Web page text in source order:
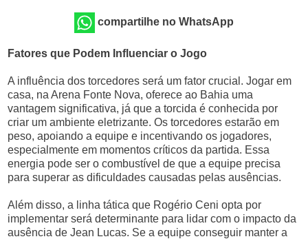
compartilhe no WhatsApp
Fatores que Podem Influenciar o Jogo
A influência dos torcedores será um fator crucial. Jogar em
casa, na Arena Fonte Nova, oferece ao Bahia uma
vantagem significativa, já que a torcida é conhecida por
criar um ambiente eletrizante. Os torcedores estarão em
peso, apoiando a equipe e incentivando os jogadores,
especialmente em momentos críticos da partida. Essa
energia pode ser o combustível de que a equipe precisa
para superar as dificuldades causadas pelas ausências.
Além disso, a linha tática que Rogério Ceni opta por
implementar será determinante para lidar com o impacto da
ausência de Jean Lucas. Se a equipe conseguir manter a